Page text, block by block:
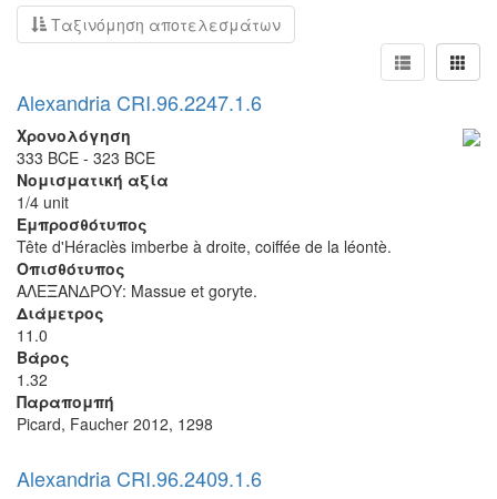
Ταξινόμηση αποτελεσμάτων
Alexandria CRI.96.2247.1.6
Χρονολόγηση
333 BCE - 323 BCE
Νομισματική αξία
1/4 unit
Εμπροσθότυπος
Tête d'Héraclès imberbe à droite, coiffée de la léontè.
Οπισθότυπος
ΑΛΕΞΑΝΔΡΟΥ: Massue et goryte.
Διάμετρος
11.0
Βάρος
1.32
Παραπομπή
Picard, Faucher 2012, 1298
Alexandria CRI.96.2409.1.6